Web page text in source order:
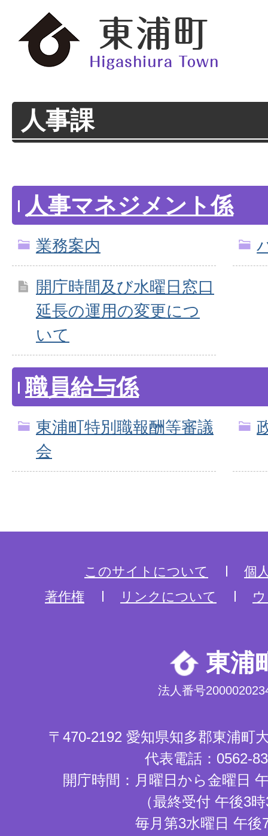
人事課
人事マネジメント係
業務案内
開庁時間及び水曜日窓口
延長の運用の変更につ
いて
職員給与係
東浦町特別職報酬等審議
会
このサイトについて
個
著作権
リンクについて
東浦
法人番号
〒470-2192 愛知県知多郡東浦町
代表電話：0562-
開庁時間：月曜日から金曜日
（最終受付 午後3
毎月第3水曜日 午後